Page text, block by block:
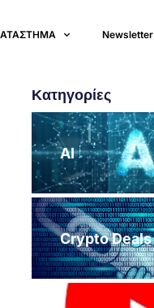
Newsletter
Κατηγορίες
AI
Crypto Deals